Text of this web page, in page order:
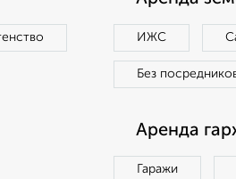
ИЖС
Без
Аренда
Гаражи